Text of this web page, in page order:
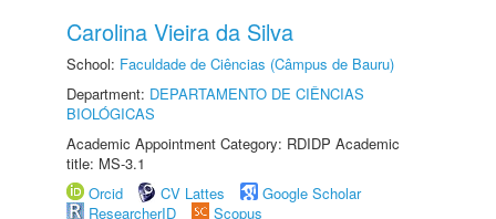
Carolina Vieira da Silva
School: Faculdade de Ciências (Câmpus de Bauru)
Department: DEPARTAMENTO DE CIÊNCIAS
BIOLÓGICAS
Academic Appointment Category: RDIDP Academic
title: MS-3.1
Orcid
CV Lattes
Google Scholar
ResearcherID
Scopus